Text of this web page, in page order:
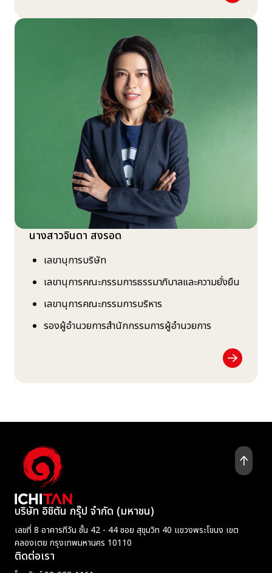
นางสาวจินดา สงรอด
เลขานุการบริษัท
เลขานุการคณะกรรมการธรรมาภิบาลและความยั่งยืน
เลขานุการคณะกรรมการบริหาร
รองผู้อำนวยการสำนักกรรมการผู้อำนวยการ
บริษัท อิชิตัน กรุ๊ป จำกัด (มหาชน)
เลขที่ 8 อาคารทีวัน ชั้น 42 - 44 ซอย สุขุมวิท 40 แขวงพระโขนง เขต
คลองเตย กรุงเทพมหานคร 10110
ติดต่อเรา